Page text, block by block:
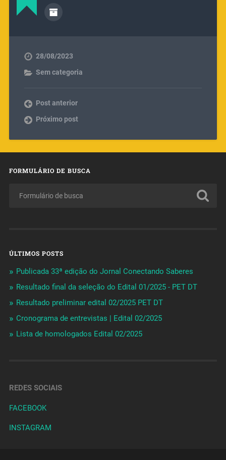
28/08/2023
Sem categoria
Post anterior
Próximo post
FORMULÁRIO DE BUSCA
ÚLTIMOS POSTS
Publicada 33ª edição do Jornal Conectando Saberes
Resultado final da seleção do Edital 01/2025 - PET DT
Resultado preliminar edital 02/2025 PET DT
Cronograma de entrevistas | Edital 02/2025
Lista de homologados Edital 02/2025
REDES SOCIAIS
FACEBOOK
INSTAGRAM